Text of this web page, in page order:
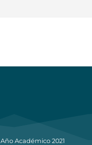
Año Académico 2021